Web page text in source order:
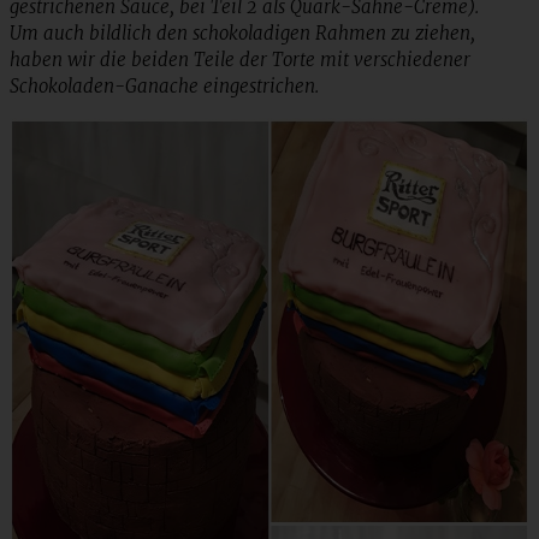
gestrichenen Sauce, bei Teil 2 als Quark-Sahne-Creme).
Um auch bildlich den schokoladigen Rahmen zu ziehen,
haben wir die beiden Teile der Torte mit verschiedener
Schokoladen-Ganache eingestrichen.